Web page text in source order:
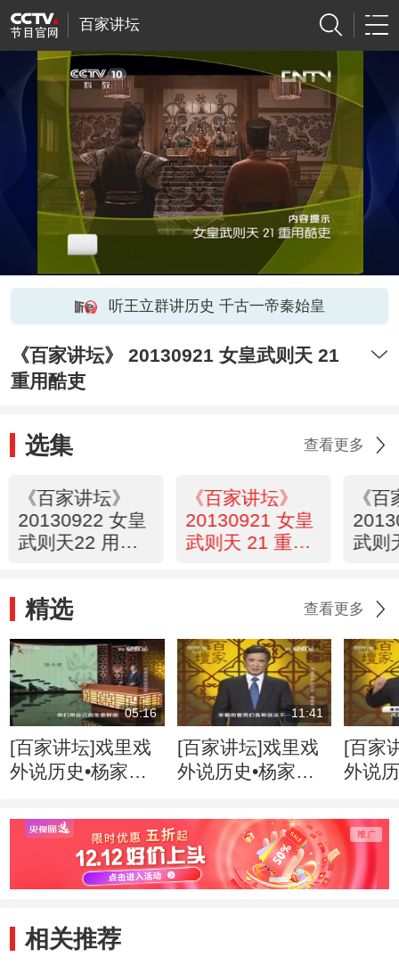
百家讲坛
听王立群讲历史 千古一帝秦始皇
《百家讲坛》 20130921 女皇武则天 21
重用酷吏
选集 查看更多
《百家讲坛》
20130922 女皇
武则天22 用酷
《百家讲坛》
20130921 女皇
武则天 21 重用
《
武则
精选 查看更多
05:16
[百家讲坛]戏里戏
外说历史•杨家将
11:41
[百家讲坛]戏里戏
外说历史•杨家将
[百家
外说
相关推荐